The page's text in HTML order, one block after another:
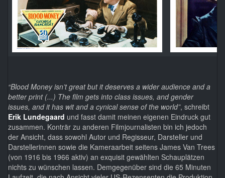
“Blood Money isn’t great but it deserves a wider audience and a
better print (...) The film gets into class issues, and gender
issues, and it has wit and a cynical sense of the world”, schreibt
Erik Lundegaard und fasst damit meinen eigenen Eindruck gut
zusammen. Konträr zu anderen Filmjournalisten bin ich jedoch
der Ansicht, dass sowohl Autor und Regisseur, Darsteller und
Darstellerinnen sowie die Kameraarbeit seitens James Van Trees
(von 1916 bis 1966 aktiv) an exquisit gewählten Schauplätzen
nichts zu wünschen lassen. Demgegenüber sind die 65 Minuten